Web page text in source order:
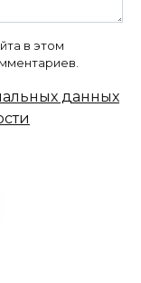
в этом
данных